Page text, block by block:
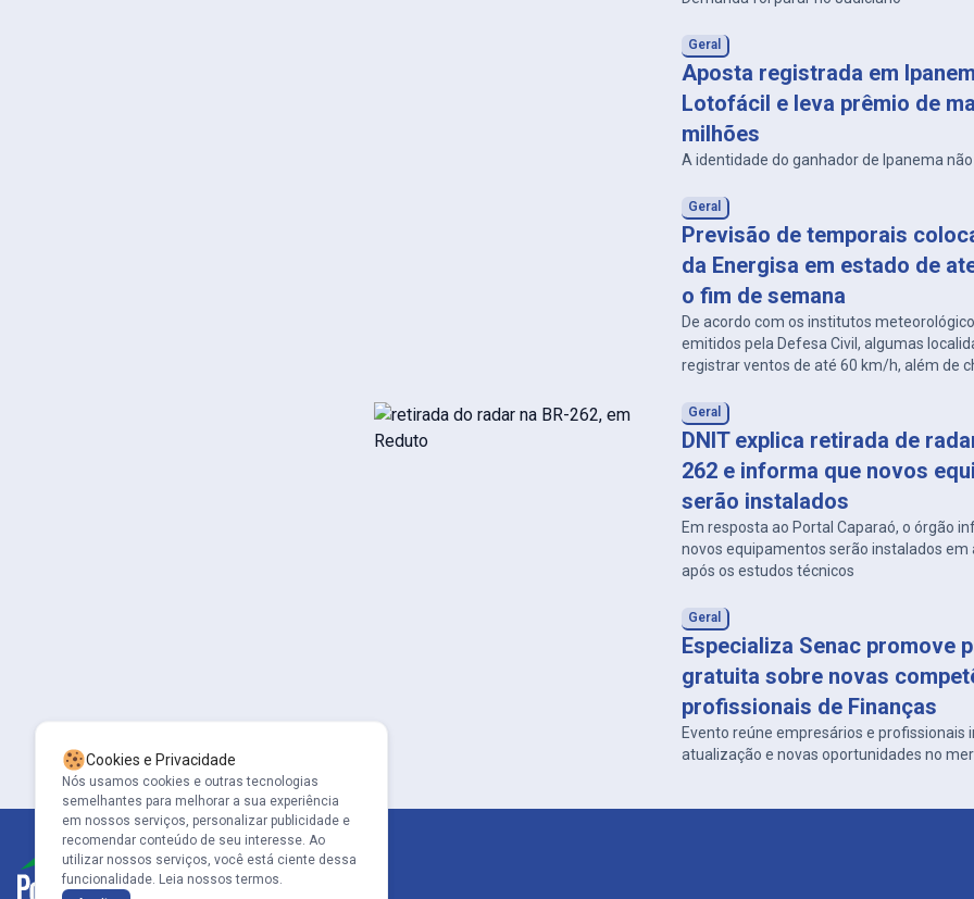
Geral
Aposta registrada em
Lotofácil e leva prêmio de
milhões
A identidade do ganhador de Ipanema
Geral
Previsão de temporais
da Energisa em estado de
o fim de semana
De acordo com os institutos
emitidos pela Defesa Civil, algumas
registrar ventos de até 60 km/h, além de
Geral
DNIT explica retirada de
262 e informa que novos
serão instalados
Em resposta ao Portal Caparaó, o órgão
novos equipamentos serão instalados em
após os estudos técnicos
Geral
Especializa Senac promove
gratuita sobre novas
profissionais de Finanças
Evento reúne empresários e profissionais
atualização e novas oportunidades no
Cookies e Privacidade
Nós usamos cookies e outras tecnologias
semelhantes para melhorar a sua experiência
em nossos serviços, personalizar publicidade e
recomendar conteúdo de seu interesse. Ao
utilizar nossos serviços, você está ciente dessa
funcionalidade. Leia nossos termos.